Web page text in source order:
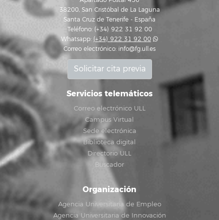
38200, San Cristóbal de La Laguna
Santa Cruz de Tenerife - España
Teléfono: (+34) 922 31 92 00
Whatsapp: (+34) 922 31 92 00
Correo electrónico: info@fg.ull.es
Solicitar cita previa
Servicios telemáticos
Correo electrónico ULL
Campus Virtual
Sede electrónica
Biblioteca digital
Directorio ULL
Buscador
Organización
Agencia Universitaria de Empleo
Agencia Universitaria de Innovación